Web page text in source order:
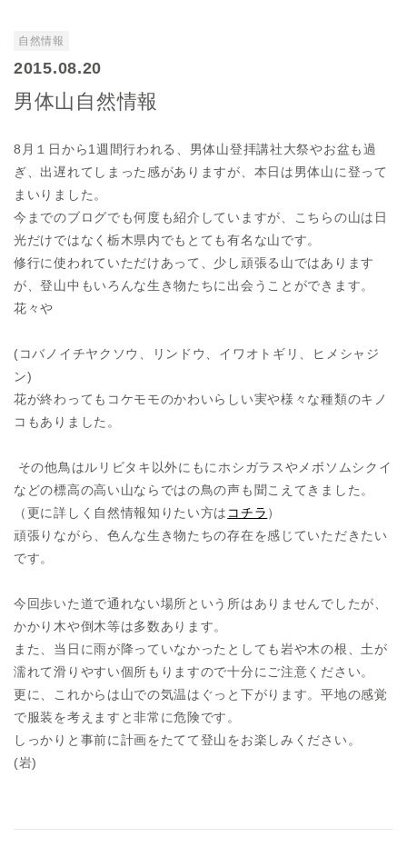
自然情報
2015.08.20
男体山自然情報
8月１日から1週間行われる、男体山登拝講社大祭やお盆も過
ぎ、出遅れてしまった感がありますが、本日は男体山に登って
まいりました。
今までのブログでも何度も紹介していますが、こちらの山は日
光だけではなく栃木県内でもとても有名な山です。
修行に使われていただけあって、少し頑張る山ではあります
が、登山中もいろんな生き物たちに出会うことができます。
花々や
(コバノイチヤクソウ、リンドウ、イワオトギリ、ヒメシャジ
ン)
花が終わってもコケモモのかわいらしい実や様々な種類のキノ
コもありました。
その他鳥はルリビタキ以外にもにホシガラスやメボソムシクイ
などの標高の高い山ならではの鳥の声も聞こえてきました。
（更に詳しく自然情報知りたい方は コチラ ）
頑張りながら、色んな生き物たちの存在を感じていただきたい
です。
今回歩いた道で通れない場所という所はありませんでしたが、
かかり木や倒木等は多数あります。
また、当日に雨が降っていなかったとしても岩や木の根、土が
濡れて滑りやすい個所もりますので十分にご注意ください。
更に、これからは山での気温はぐっと下がります。平地の感覚
で服装を考えますと非常に危険です。
しっかりと事前に計画をたてて登山をお楽しみください。
(岩)